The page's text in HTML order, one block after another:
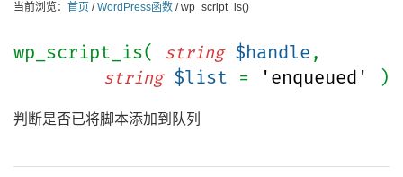
当前浏览： 首页 /WordPress函数 / wp_script_is()
wp_script_is( string $handle ,
string $list = 'enqueued' )
判断是否已将脚本添加到队列